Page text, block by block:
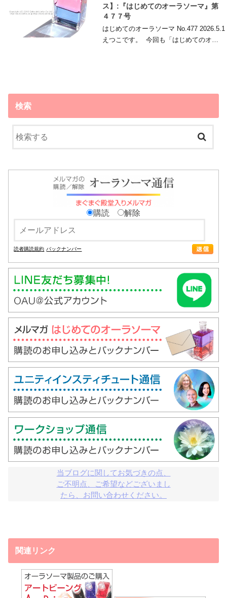
ス】:『はじめてのオーラソーマ』第
４７７号
はじめてのオーラソーマ No.477 2026.5.1
えつこです。 今回も「はじめてのオ…
検索
購読 解除
読者購読規約 バックナンバー
当ブログに関してお気づきの点、
ご不明点、ご希望などございまし
たら、お問い合わせください。
関連リンク